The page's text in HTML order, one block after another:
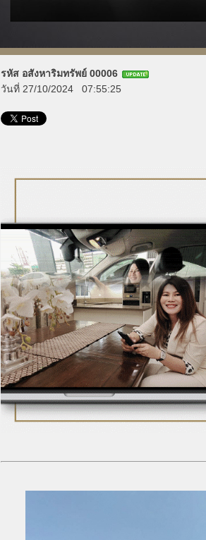
รหัส อสังหาริมทรัพย์ 00006
วันที่ 27/10/2024 07:55:25